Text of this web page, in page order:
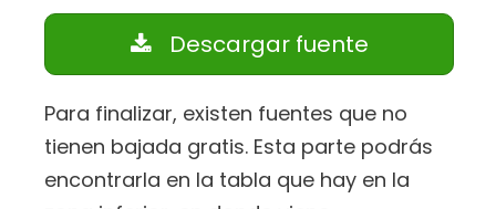
Descargar fuente
Para finalizar, existen fuentes que no
tienen bajada gratis. Esta parte podrás
encontrarla en la tabla que hay en la